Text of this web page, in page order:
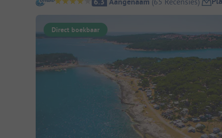
Camping overzicht
Direct boekbaar